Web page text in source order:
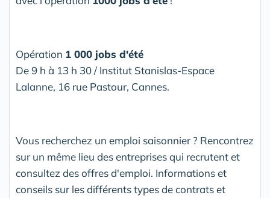
Opération 1 000 jobs d'été
De 9 h à 13 h 30 / Institut Stanislas-Espace
Lalanne, 16 rue Pastour, Cannes.
Vous recherchez un emploi saisonnier ? Rencontrez
sur un même lieu des entreprises qui recrutent et
consultez des offres d'emploi. Informations et
conseils sur les différents types de contrats et